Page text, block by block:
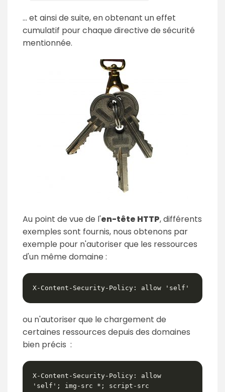
... et ainsi de suite, en obtenant un effet
cumulatif pour chaque directive de sécurité
mentionnée.
Au point de vue de l'en-tête HTTP, différents
exemples sont fournis, nous obtenons par
exemple pour n'autoriser que les ressources
d'un même domaine :
X-Content-Security-Policy: allow 'self'
ou n'autoriser que le chargement de
certaines ressources depuis des domaines
bien précis :
X-Content-Security-Policy: allow
'self'; img-src *; script-src